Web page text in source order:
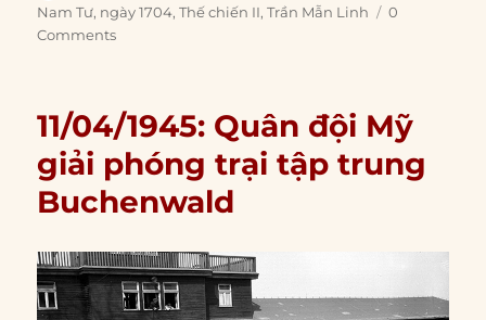
on
Nam Tư, ngày 1704,Thế chiến II,Trần Mẫn Linh
0
Comments
11/04/1945: Quân đội Mỹ
giải phóng trại tập trung
Buchenwald